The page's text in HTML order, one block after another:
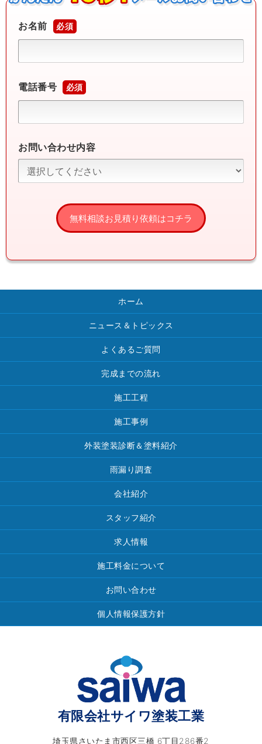
お名前 必須
電話番号 必須
お問い合わせ内容
ホーム
ニュース＆トピックス
よくあるご質問
完成までの流れ
施工工程
施工事例
外装塗装診断＆塗料紹介
雨漏り調査
会社紹介
スタッフ紹介
求人情報
施工料金について
お問い合わせ
個人情報保護方針
有限会社サイワ塗装工業
埼玉県さいたま市西区三橋 6丁目286番2